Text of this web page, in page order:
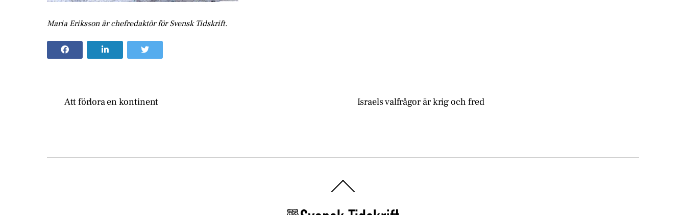
Maria Eriksson är chefredaktör för Svensk Tidskrift.
Att förlora en kontinent Israels valfrågor är krig och fred
To